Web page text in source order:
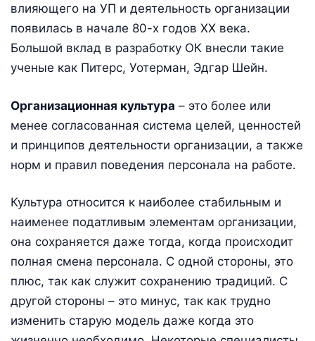
влияющего на УП и деятельность организации
появилась в начале 80-х годов ХХ века.
Большой вклад в разработку ОК внесли такие
ученые как Питерс, Уотерман, Эдгар Шейн.
Организационная культура – это более или
менее согласованная система целей, ценностей
и принципов деятельности организации, а также
норм и правил поведения персонала на работе.
Культура относится к наиболее стабильным и
наименее податливым элементам организации,
она сохраняется даже тогда, когда происходит
полная смена персонала. С одной стороны, это
плюс, так как служит сохранению традиций. С
другой стороны – это минус, так как трудно
изменить старую модель даже когда это